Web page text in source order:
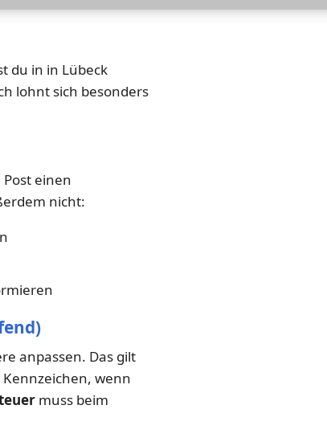
du in in Lübeck
lohnt sich besonders
einen
nicht:
anpassen. Das gilt
wenn
muss beim